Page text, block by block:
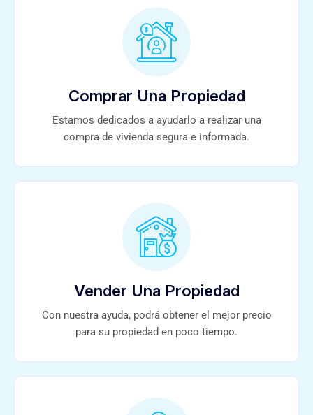
Comprar Una Propiedad
Estamos dedicados a ayudarlo a realizar una
compra de vivienda segura e informada.
Vender Una Propiedad
Con nuestra ayuda, podrá obtener el mejor precio
para su propiedad en poco tiempo.